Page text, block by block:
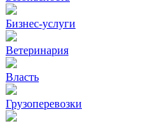
Бизнес-услуги
Ветеринария
Власть
Грузоперевозки